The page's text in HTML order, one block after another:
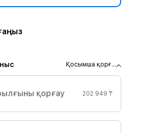
Қосымша қорғ...
қорғау 202 949 ₸